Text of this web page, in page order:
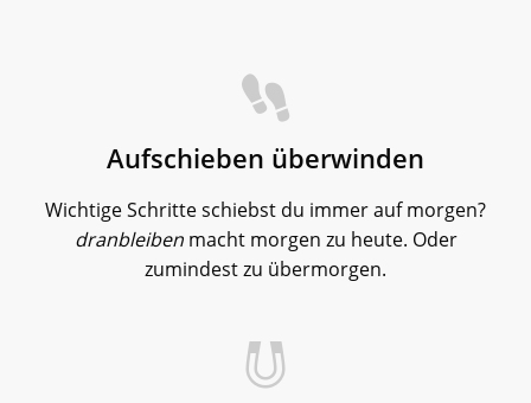
Aufschieben überwinden
Wichtige Schritte schiebst du immer auf morgen?
dranbleibenmacht morgen zu heute. Oder
zumindest zu übermorgen.